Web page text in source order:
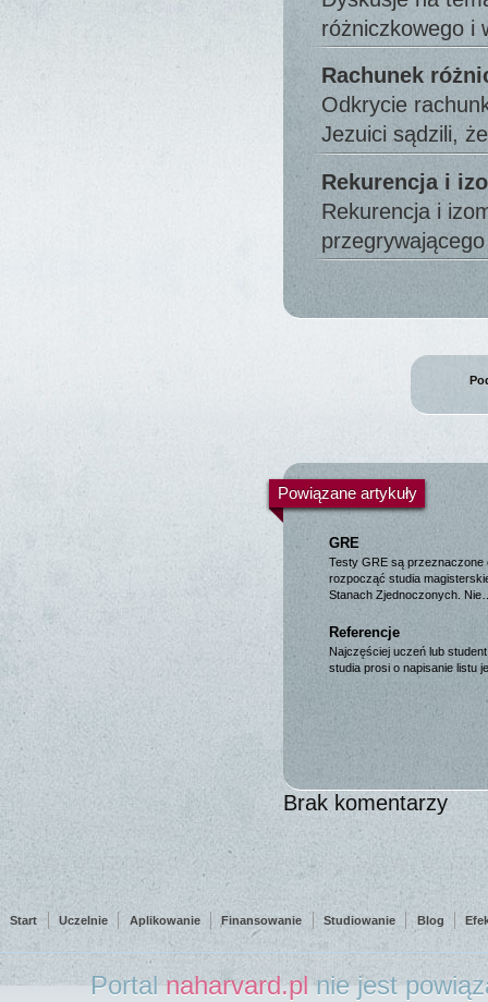
różniczkowego i
Rachunek
Odkrycie
Jezuici sądzili,
Rekurencja i
Rekurencja i
Powiązane artykuły
GRE
Testy GRE są przeznaczone
rozpocząć studia
Stanach Zjednoczonych.
Referencje
Najczęściej uczeń lub
studia prosi o napisanie listu
Brak komentarzy
Start Uczelnie Aplikowanie Finansowanie Studiowanie Blog
Portalnaharvard.plnie jest